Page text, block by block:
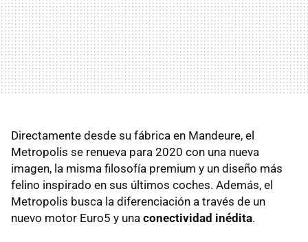
Directamente desde su fábrica en Mandeure, el
Metropolis se renueva para 2020 con una nueva
imagen, la misma filosofía premium y un diseño más
felino inspirado en sus últimos coches. Además, el
Metropolis busca la diferenciación a través de un
nuevo motor Euro5 y una conectividad inédita.